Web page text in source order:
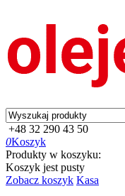
+48 32 290 43 50
0Koszyk
Produkty w koszyku:
Koszyk jest pusty
Zobacz koszyk Kasa